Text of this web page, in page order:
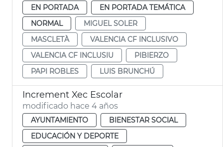
EN PORTADA
EN PORTADA TEMÁTICA
NORMAL
MIGUEL SOLER
MASCLETÀ
VALENCIA CF INCLUSIVO
VALENCIA CF INCLUSIU
PIBIERZO
PAPI ROBLES
LUIS BRUNCHÚ
Increment Xec Escolar
modificado hace 4 años
AYUNTAMIENTO
BIENESTAR SOCIAL
EDUCACIÓN Y DEPORTE